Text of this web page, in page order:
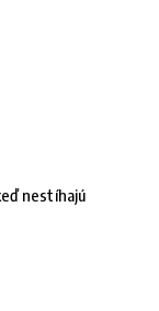
nestíhajú